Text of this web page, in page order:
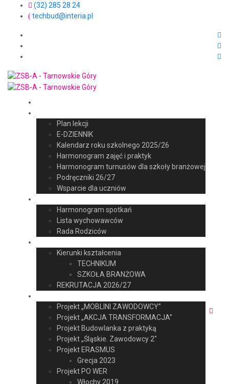
(32) 285 28 24
techbud@interia.pl
Plan lekcji
E-DZIENNIK
Kalendarz roku szkolnego 2025/26
Harmonogram zajęć i praktyk
Harmonogram turnusów dla szkoły branżowej
Podręczniki 26/27
Wsparcie dla uczniów
Harmonogram spotkań
Lista wychowawców
Rada Rodziców
Kierunki kształcenia
TECHNIKUM
SZKOŁA BRANŻOWA
REKRUTACJA 2026/27
Projekt „MOBLINI ZAWODOWCY”
Projekt „AKCJA TRANSFORMACJA”
Projekt Budowlanka z praktyką
Projekt „Śląskie. Zawodowcy 2″
Projekt ERASMUS
Grecja 2023
Projekt PO WER
Włochy 2019